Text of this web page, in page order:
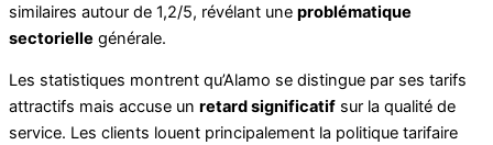
similaires autour de 1,2/5, révélant une problématique
sectorielle générale.
Les statistiques montrent qu’Alamo se distingue par ses tarifs
attractifs mais accuse un retard significatif sur la qualité de
service. Les clients louent principalement la politique tarifaire